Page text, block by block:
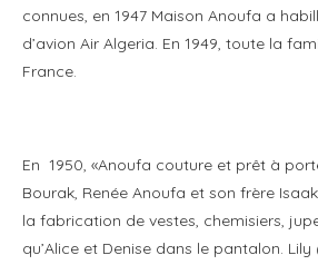
connues, en 1947 Maison Anoufa a
d’avion Air Algeria. En 1949, toute la
France.
En 1950, «Anoufa couture et prêt à
Bourak, Renée Anoufa et son frère
la fabrication de vestes, chemisiers,
qu’Alice et Denise dans le pantalon.